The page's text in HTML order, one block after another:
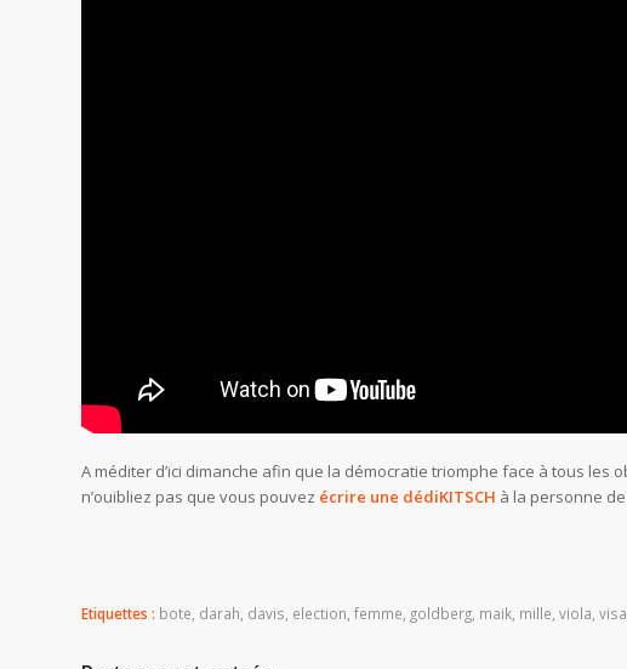
A méditer d’ici dimanche afin que la démocratie triomphe face à tous les
n’ouibliez pas que vous pouvez écrire une dédiKITSCH à la personne
Etiquettes : bote darah davis election femme goldberg maik mille viola